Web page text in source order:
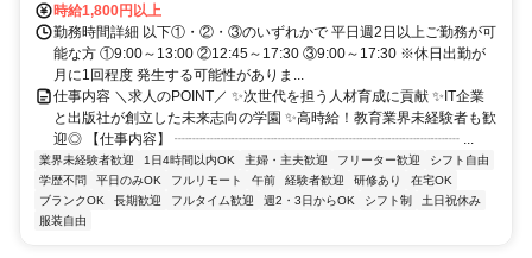
時給1,800円以上
勤務時間詳細 以下①・②・③のいずれかで 平日週2日以上ご勤務が可
能な方 ①9:00～13:00 ②12:45～17:30 ③9:00～17:30 ※休日出勤が
月に1回程度 発生する可能性がありま...
仕事内容 ＼求人のPOINT／ ✨次世代を担う人材育成に貢献 ✨IT企業
と出版社が創立した未来志向の学園 ✨高時給！教育業界未経験者も歓
迎◎ 【仕事内容】 ┈┈┈┈┈┈┈┈┈┈┈┈┈┈┈┈┈┈┈┈ ...
業界未経験者歓迎 1日4時間以内OK 主婦・主夫歓迎 フリーター歓迎
シフト自由
学歴不問
平日のみOK フルリモート 午前 経験者歓迎 研修あり
在宅OK
ブランクOK
長期歓迎 フルタイム歓迎 週2・3日からOK シフト制
土日祝休み
服装自由